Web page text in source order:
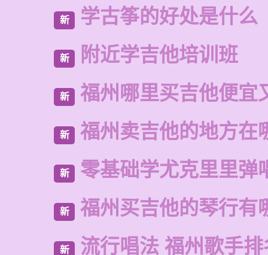
新 学古筝的好处是什么
新 附近学吉他培训班
新 福州哪里买吉他便宜
新 福州卖吉他的地方在
新 零基础学尤克里里弹
新 福州买吉他的琴行有
新 流行唱法 福州歌手